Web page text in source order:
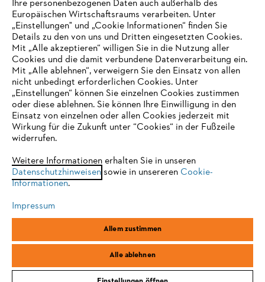
Unternehmen
Online Shop
Service
Allgemeine Geschäftsbedingungen
Impressum Cookies Rechtliche Informationen
STIHL Vertriebszentrale AG & Co. KG, D-64807 Dieburg
IHR BROWSER WIRD NICHT
UNTERSTÜTZT
eine optimale Nutzung unserer Seite empfehlen wir Ihnen, zu
einem der folgenden Browser zu wechseln:
Firefox Chrome
Ihre personenbezogenen Daten auch außerhalb des
Europäischen Wirtschaftsraums verarbeiten. Unter
„Einstellungen" und „Cookie Informationen“ finden Sie
Details zu den von uns und Dritten eingesetzten Cookies.
Mit „Alle akzeptieren“ willigen Sie in die Nutzung aller
Cookies und die damit verbundene Datenverarbeitung ein.
Mit „Alle ablehnen“, verweigern Sie den Einsatz von allen
nicht unbedingt erforderlichen Cookies. Unter
„Einstellungen“ können Sie einzelnen Cookies zustimmen
oder diese ablehnen. Sie können Ihre Einwilligung in den
Einsatz von einzelnen oder allen Cookies jederzeit mit
Wirkung für die Zukunft unter “Cookies“ in der Fußzeile
widerrufen.
Weitere Informationen erhalten Sie in unseren
Datenschutzhinweisensowie in unsereren Cookie-
Informationen.
Impressum
Allem zustimmen
Alle ablehnen